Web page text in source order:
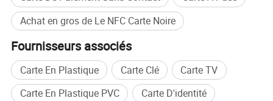
Achat en gros de Le NFC Carte Noire
Fournisseurs associés
Carte En Plastique Carte Clé
Carte TV
Carte En Plastique PVC
Carte D'identité